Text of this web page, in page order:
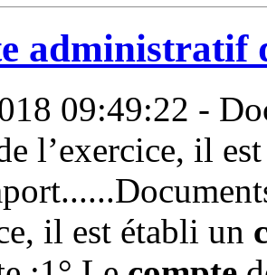
administratif
09:49:22 -
l’exercice, il
il est établi un